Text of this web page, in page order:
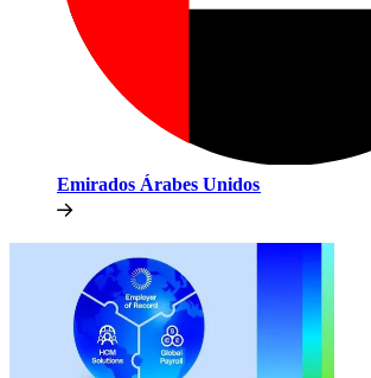
Emirados Árabes Unidos​​